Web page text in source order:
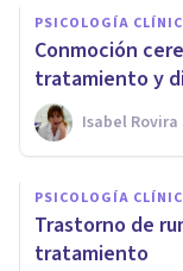
PSICOLOGÍA
Conmoción
tratamiento y
Isabel
PSICOLOGÍA
Trastorno de
tratamiento